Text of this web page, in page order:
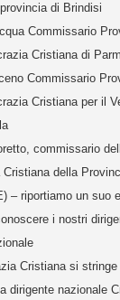
di Brindisi
Commissario
Cristiana di
Commissario
Cristiana per il
commissario
Cristiana della
– riportiamo un suo
i nostri
Cristiana si stringe
dirigente nazionale